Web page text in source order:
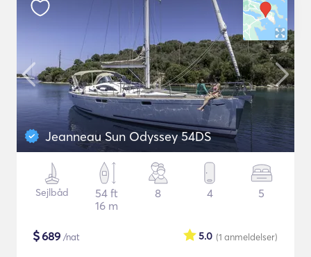
Jeanneau Sun Odyssey 54DS
Sejlbåd
54 ft
16 m
8 4 5
$689 /nat (1 anmeldelser)
5.0